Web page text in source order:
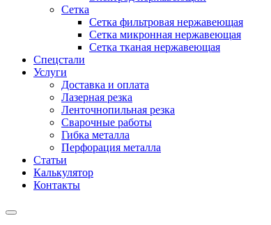
Сетка
Сетка фильтровая нержавеющая
Сетка микронная нержавеющая
Сетка тканая нержавеющая
Спецстали
Услуги
Доставка и оплата
Лазерная резка
Ленточнопильная резка
Сварочные работы
Гибка металла
Перфорация металла
Статьи
Калькулятор
Контакты